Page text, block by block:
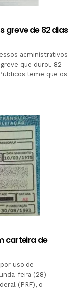
greve de 82 dias
administrativos
que durou 82
teme que os
carteira de
uso de
feira (28)
(PRF), o